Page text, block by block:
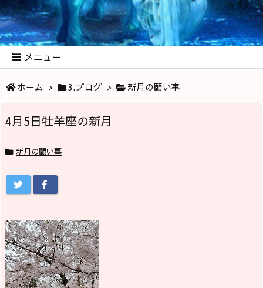
メニュー
ホーム > 3.ブログ > 新月の願い事
4月5日牡羊座の新月
新月の願い事